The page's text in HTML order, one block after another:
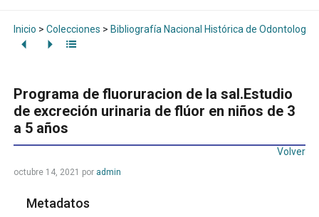
Inicio > Colecciones > Bibliografía Nacional Histórica de Odontología
Programa de fluoruracion de la sal.Estudio
de excreción urinaria de flúor en niños de 3
a 5 años
Volver
octubre 14, 2021 por admin
Metadatos